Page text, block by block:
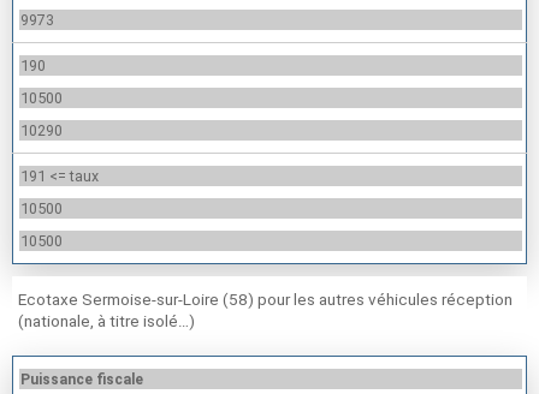
9973
190
10500
10290
191 <= taux
10500
10500
Ecotaxe Sermoise-sur-Loire (58) pour les autres véhicules réception
(nationale, à titre isolé…)
Puissance fiscale